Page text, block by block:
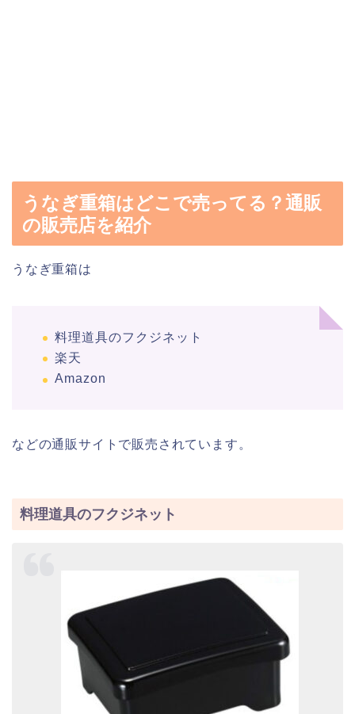
うなぎ重箱はどこで売ってる？通販
の販売店を紹介
うなぎ重箱は
料理道具のフクジネット
楽天
Amazon
などの通販サイトで販売されています。
料理道具のフクジネット